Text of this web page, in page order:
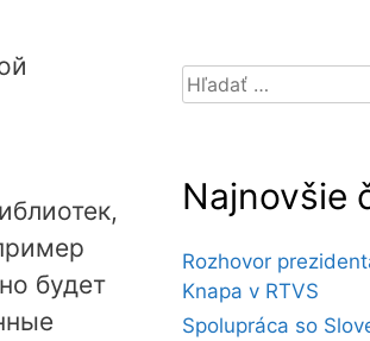
будет
Hľadať:
Najnovšie
Rozhovor
Knapa v RTVS
Spolupráca so